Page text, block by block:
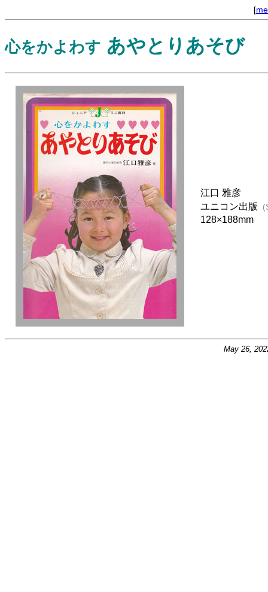
[
心をかよわす あやとりあそび
江口 雅彦
ユニコン出版
128×188mm
May 26,